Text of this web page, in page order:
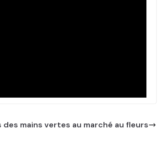
des mains vertes au marché au fleurs